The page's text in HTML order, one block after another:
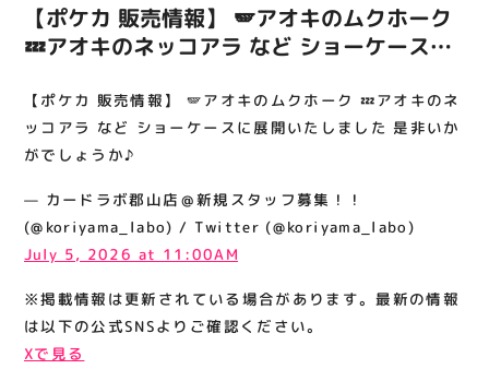
フロアガイド 営業時間
ACCESS
アクセス・駐車場
RECRUIT
スタッフ募集
関連情報
お知らせ
お問い合わせ
プライバシーポリシー
【ポケカ 販売情報】 🪽アオキのムクホーク
💤アオキのネッコアラ など ショーケースに
【ポケカ 販売情報】 🪽アオキのムクホーク 💤アオキのネ
ッコアラ など ショーケースに展開いたしました 是非いか
がでしょうか♪
— カードラボ郡山店＠新規スタッフ募集！！
(@koriyama_labo) / Twitter (@koriyama_labo)
July 5, 2026 at 11:00AM
※掲載情報は更新されている場合があります。最新の情報
は以下の公式SNSよりご確認ください。
Xで見る